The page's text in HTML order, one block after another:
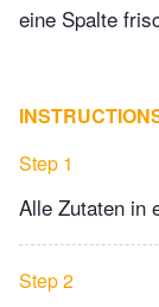
eine Spalte
Step 1
Alle Zutaten in
Step 2